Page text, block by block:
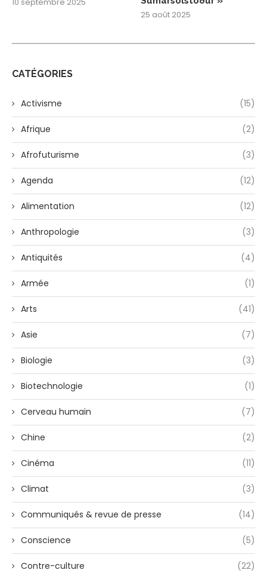
25 août 2025
CATÉGORIES
Activisme (15)
Afrique (2)
Afrofuturisme (3)
Agenda (12)
Alimentation (12)
Anthropologie (3)
Antiquités (4)
Armée (1)
Arts (41)
Asie (7)
Biologie (3)
Biotechnologie (1)
Cerveau humain (7)
Chine (2)
Cinéma (11)
Climat (3)
Communiqués & revue de presse (14)
Conscience (5)
Contre-culture (22)